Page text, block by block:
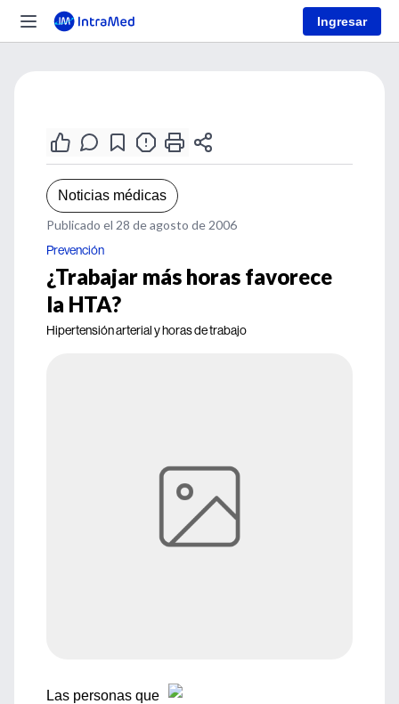
Ingresar
Noticias médicas
Publicado el 28 de agosto de 2006
Prevención
¿Trabajar más horas favorece
la HTA?
Hipertensión arterial y horas de trabajo
Las personas que